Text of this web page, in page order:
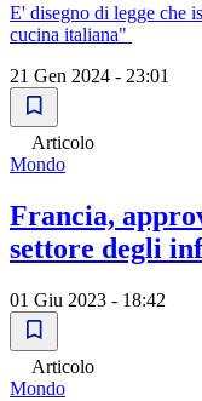
E' disegno di legge che
cucina italiana"
21 Gen 2024 - 23:01
Articolo
Mondo
Francia,
settore degli
01 Giu 2023 - 18:42
Articolo
Mondo